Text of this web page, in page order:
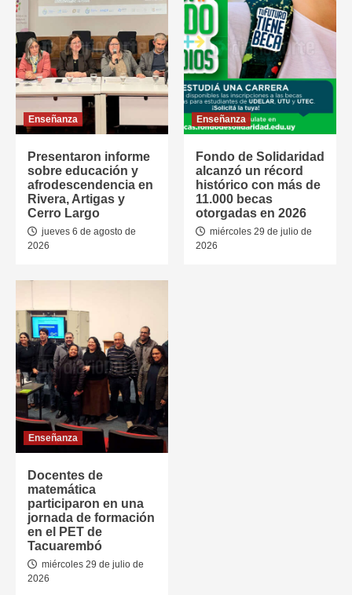
Enseñanza
Presentaron informe
sobre educación y
afrodescendencia en
Rivera, Artigas y
Cerro Largo
jueves 6 de agosto de
2026
Enseñanza
Fondo de Solidaridad
alcanzó un récord
histórico con más de
11.000 becas
otorgadas en 2026
miércoles 29 de julio de
2026
Enseñanza
Docentes de
matemática
participaron en una
jornada de formación
en el PET de
Tacuarembó
miércoles 29 de julio de
2026